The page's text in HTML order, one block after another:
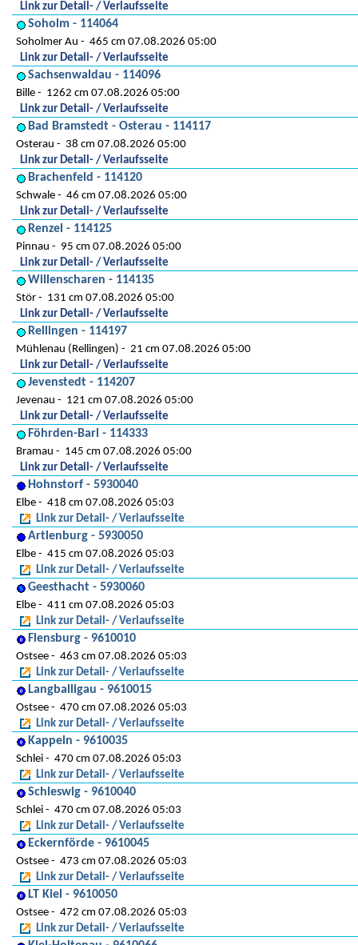
Link zur Detail- / Verlaufsseite
Soholm - 114064
Soholmer Au
465 cm 07.08.2026 05:00
Link zur Detail- / Verlaufsseite
Sachsenwaldau - 114096
Bille
1262 cm 07.08.2026 05:00
Link zur Detail- / Verlaufsseite
Bad Bramstedt - Osterau - 114117
Osterau
38 cm 07.08.2026 05:00
Link zur Detail- / Verlaufsseite
Brachenfeld - 114120
Schwale
46 cm 07.08.2026 05:00
Link zur Detail- / Verlaufsseite
Renzel - 114125
Pinnau
95 cm 07.08.2026 05:00
Link zur Detail- / Verlaufsseite
Willenscharen - 114135
Stör
131 cm 07.08.2026 05:00
Link zur Detail- / Verlaufsseite
Rellingen - 114197
Mühlenau (Rellingen)
21 cm 07.08.2026 05:00
Link zur Detail- / Verlaufsseite
Jevenstedt - 114207
Jevenau
121 cm 07.08.2026 05:00
Link zur Detail- / Verlaufsseite
Föhrden-Barl - 114333
Bramau
145 cm 07.08.2026 05:00
Link zur Detail- / Verlaufsseite
Hohnstorf - 5930040
Elbe
418 cm 07.08.2026 05:03
Link zur Detail- / Verlaufsseite
Artlenburg - 5930050
Elbe
415 cm 07.08.2026 05:03
Link zur Detail- / Verlaufsseite
Geesthacht - 5930060
Elbe
411 cm 07.08.2026 05:03
Link zur Detail- / Verlaufsseite
Flensburg - 9610010
Ostsee
463 cm 07.08.2026 05:03
Link zur Detail- / Verlaufsseite
Langballigau - 9610015
Ostsee
470 cm 07.08.2026 05:03
Link zur Detail- / Verlaufsseite
Kappeln - 9610035
Schlei
470 cm 07.08.2026 05:03
Link zur Detail- / Verlaufsseite
Schleswig - 9610040
Schlei
470 cm 07.08.2026 05:03
Link zur Detail- / Verlaufsseite
Eckernförde - 9610045
Ostsee
473 cm 07.08.2026 05:03
Link zur Detail- / Verlaufsseite
LT Kiel - 9610050
Ostsee
472 cm 07.08.2026 05:03
Link zur Detail- / Verlaufsseite